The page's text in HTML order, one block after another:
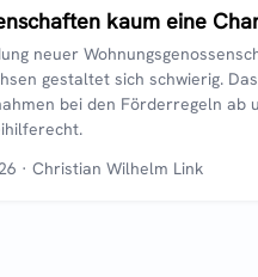
kaum eine
neuer
gestaltet sich schwierig.
bei den Förderregeln ab
· Christian Wilhelm Link